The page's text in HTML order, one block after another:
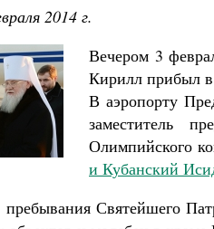
2014 г.
Вечером 3
Кирилл прибыл
В аэропорту
заместитель
Олимпийского
и Кубанский
Святейшего